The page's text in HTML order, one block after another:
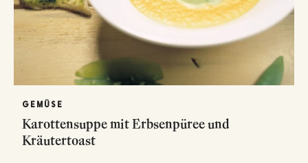
GEMÜSE
Karottensuppe mit Erbsenpüree und
Kräutertoast